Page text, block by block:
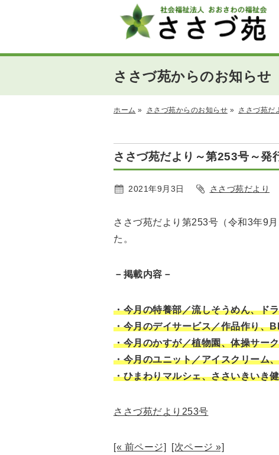
ささづ苑からのお知らせ
ホーム » ささづ苑からのお知らせ » ささづ苑だ
ささづ苑だより～第253号～発
2021年9月3日 ささづ苑だより
ささづ苑だより第253号（令和3年9
た。
－掲載内容－
・今月の特養部／流しそうめん、ド
・今月のデイサービス／作品作り、
・今月のかすが／植物園、体操サー
・今月のユニット／アイスクリーム
・ひまわりマルシェ、ささいきいき
ささづ苑だより253号
[« 前ページ] [次ページ »]